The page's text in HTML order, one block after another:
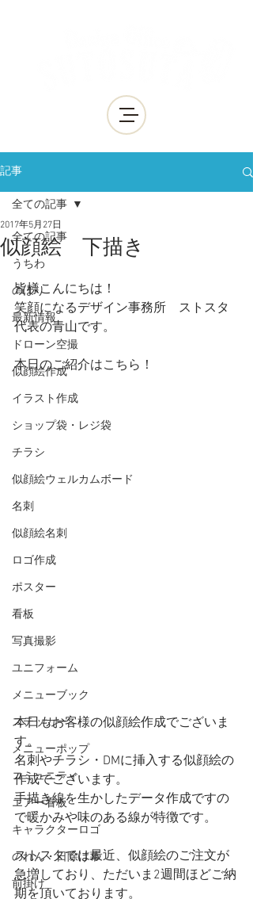
記事
全ての記事
うちわ
のぼり
最新情報
ドローン空撮
似顔絵作成
イラスト作成
ショップ袋・レジ袋
チラシ
似顔絵ウェルカムボード
名刺
似顔絵名刺
ロゴ作成
ポスター
看板
写真撮影
ユニフォーム
メニューブック
ステッカー
メニューポップ
コミュニティ
エアー看板
キャラクターロゴ
のれん・日除け幕
前掛け
全ての記事
似顔絵 下描き
2017年5月27日
皆様こんにちは！
笑顔になるデザイン事務所　ストスタ
代表の青山です。
本日のご紹介はこちら！
本日もお客様の似顔絵作成でございま
す。
名刺やチラシ・DMに挿入する似顔絵の
作成でございます。
手描き線を生かしたデータ作成ですの
で暖かみや味のある線が特徴です。
ストスタでは最近、似顔絵のご注文が
急増しており、ただいま2週間ほどご納
期を頂いております。